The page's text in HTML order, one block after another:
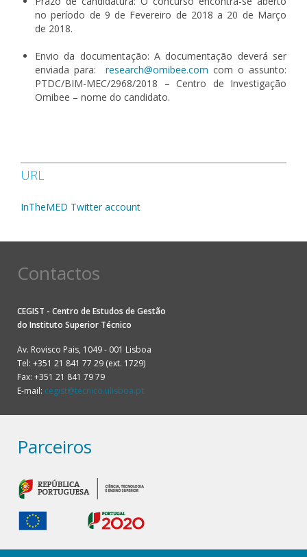
no período de 9 de Fevereiro de 2018 a 20 de Março
de 2018.
Envio da documentação: A documentação deverá ser
enviada para: research@omibee.com com o assunto:
PTDC/BIM-MEC/2968/2018 – Centro de Investigação
Omibee – nome do candidato.
URL
InTheMED Twitter account
Contactos
CEGIST - Centro de Estudos de Gestão
do Instituto Superior Técnico
Av. Rovisco Pais, 1049 - 001 Lisboa
Tel: +351 21 841 77 29 (ext. 1729)
Fax: +351 21 841 79 79
E-mail: cegist@tecnico.ulisboa.pt
Parceiros